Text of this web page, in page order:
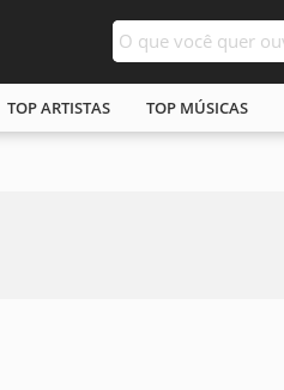
TOP ARTISTAS TOP MÚSICAS